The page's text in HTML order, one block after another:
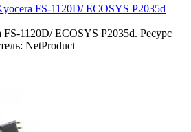
FS-1120D/ ECOSYS P2035d
1120D/ ECOSYS P2035d. Ресурс
NetProduct